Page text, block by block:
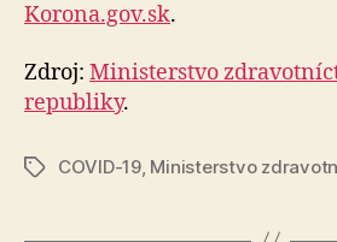
Korona.gov.sk.
Zdroj: Ministerstvo
republiky.
ZnačkyCOVID-19, Ministerstvo